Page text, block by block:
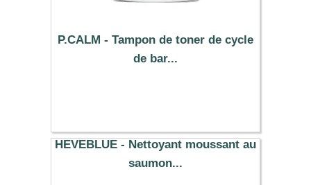
P.CALM - Tampon de toner de cycle
de bar...
HEVEBLUE - Nettoyant moussant au
saumon...